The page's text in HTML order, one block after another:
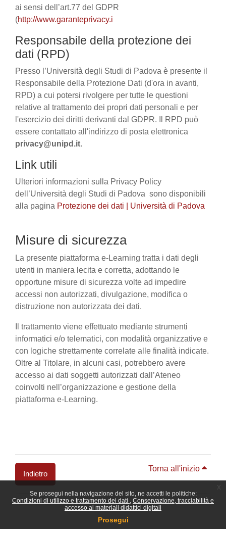
Se prosegui nella navigazione del sito, ne accetti le politiche:
Condizioni di utilizzo e trattamento dei dati
Conservazione, tracciabilità e
accesso ai materiali didattici digitali
Prosegui
ai sensi dell’art.77 del GDPR
(http://www.garanteprivacy.i
Responsabile della protezione dei
dati (RPD)
Presso l’Università degli Studi di Padova è presente il
Responsabile della Protezione Dati (d'ora in avanti,
RPD) a cui potersi rivolgere per tutte le questioni
relative al trattamento dei propri dati personali e per
l'esercizio dei diritti derivanti dal GDPR. Il RPD può
essere contattato all'indirizzo di posta elettronica
privacy@unipd.it.
Link utili
Ulteriori informazioni sulla Privacy Policy
dell’Università degli Studi di Padova sono disponibili
alla pagina Protezione dei dati | Università di Padova
Misure di sicurezza
La presente piattaforma e-Learning tratta i dati degli
utenti in maniera lecita e corretta, adottando le
opportune misure di sicurezza volte ad impedire
accessi non autorizzati, divulgazione, modifica o
distruzione non autorizzata dei dati.
Il trattamento viene effettuato mediante strumenti
informatici e/o telematici, con modalità organizzative e
con logiche strettamente correlate alle finalità indicate.
Oltre al Titolare, in alcuni casi, potrebbero avere
accesso ai dati soggetti autorizzati dall’Ateneo
coinvolti nell’organizzazione e gestione della
piattaforma e-Learning.
Indietro
Torna all'inizio
Blocchi